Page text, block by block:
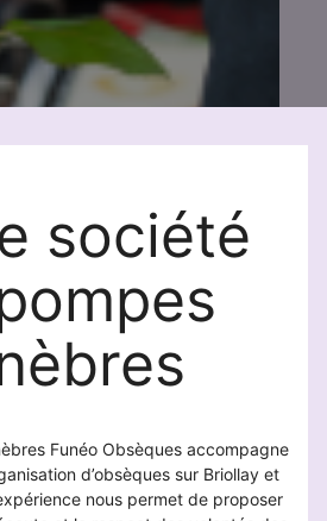
société
Funéo Obsèques accompagne
d’obsèques sur Briollay et
nous permet de proposer